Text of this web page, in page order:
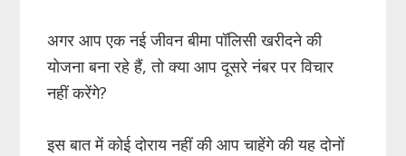
अगर आप एक नई जीवन बीमा पॉलिसी खरीदने की
योजना बना रहे हैं, तो क्या आप दूसरे नंबर पर विचार
नहीं करेंगे?
इस बात में कोई दोराय नहीं की आप चाहेंगे की यह दोनों